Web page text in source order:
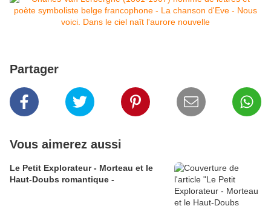
Partager
Vous aimerez aussi
Le Petit Explorateur - Morteau et le
Haut-Doubs romantique -